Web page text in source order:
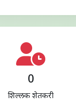
0
शिल्लक शेतकरी